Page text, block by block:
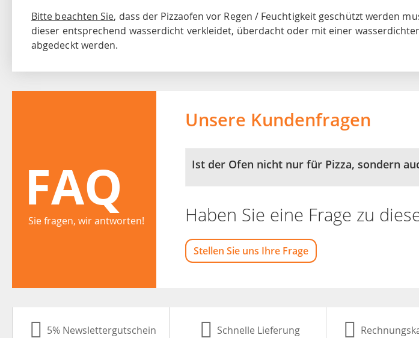
Bitte beachten Sie, dass der Pizzaofen vor Regen / Feuchtigkeit geschützt werden
dieser entsprechend wasserdicht verkleidet, überdacht oder mit einer
abgedeckt werden.
FAQ
Sie fragen, wir antworten!
Unsere Kundenfragen
Ist der Ofen nicht nur für Pizza, sondern
Haben Sie eine Frage zu
Stellen Sie uns Ihre Frage
5% Newslettergutschein Schnelle Lieferung